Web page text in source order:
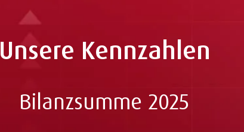
Unsere Kennzahlen
Bilanzsumme 2025